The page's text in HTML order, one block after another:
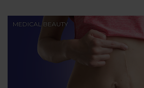
MEDICAL BEAUTY